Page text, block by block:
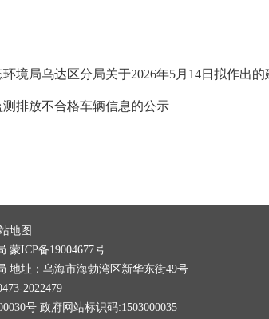
境局乌达区分局关于2026年5月14日拟作出
测排放不合格车辆信息的公示
地图
蒙ICP备19004677号
地址：乌海市海勃湾区新华东街49号
2022479
号 政府网站标识码:1503000035